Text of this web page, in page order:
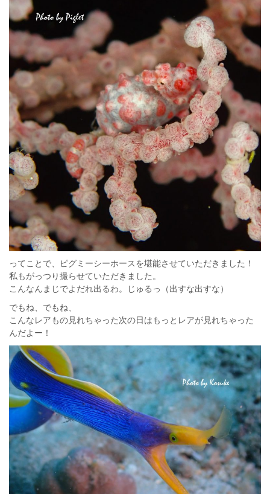
ってことで、ピグミーシーホースを堪能させていただきました！
私もがっつり撮らせていただきました。
こんなんまじでよだれ出るわ。じゅるっ（出すな出すな）
でもね、でもね、
こんなレアもの見れちゃった次の日はもっとレアが見れちゃった
んだよー！